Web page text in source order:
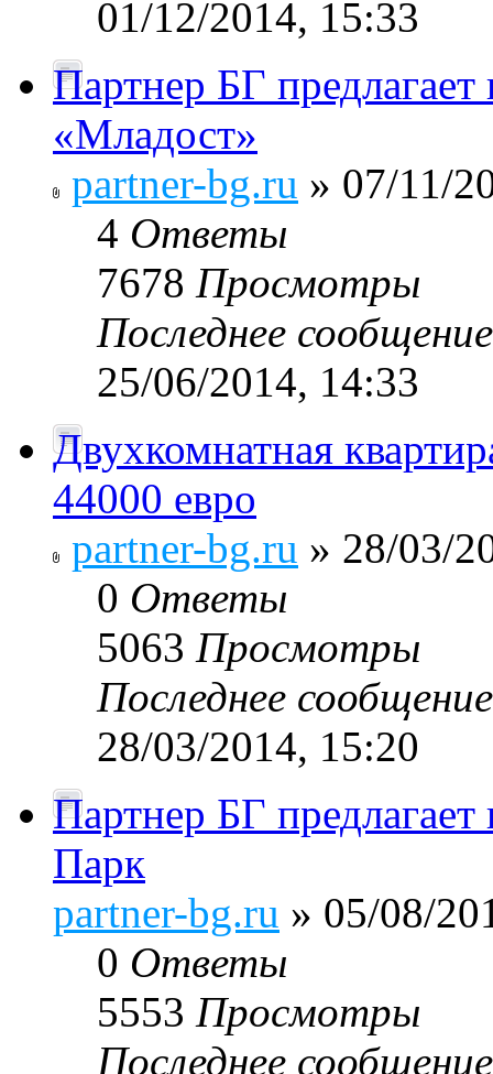
01/12/2014, 15:33
Партнер БГ
«Младост»
partner-bg.ru » 07/11/
4 Ответы
7678 Просмотры
Последнее
25/06/2014, 14:33
Двухкомнатная
44000 евро
partner-bg.ru » 28/03/
0 Ответы
5063 Просмотры
Последнее
28/03/2014, 15:20
Партнер БГ предлагает
Парк
partner-bg.ru » 05/08/
0 Ответы
5553 Просмотры
Последнее